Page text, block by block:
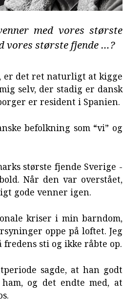
med vores største
vores største fjende …?
er det ret naturligt at kigge
selv, der stadig er dansk
er resident i Spanien.
befolkning som “vi” og
største fjende Sverige -
Når den var overstået,
gode venner igen.
kriser i min barndom,
oppe på loftet. Jeg
sti og ikke råbte op.
sagde, at han godt
og det endte med, at